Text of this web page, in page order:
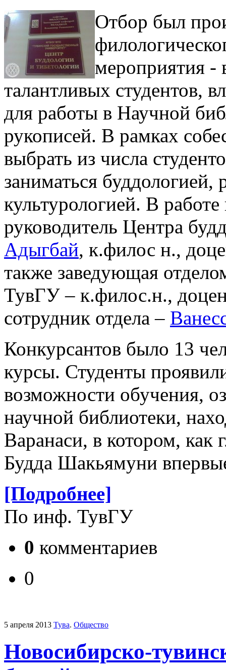
Отбор был
мероприятия -
талантливых студентов,
для работы в Научной
рукописей. В рамках
выбрать из числа
заниматься буддологией,
культурологией. В
руководитель Центра
Адыгбай, к.филос н.,
также заведующая
ТувГУ – к.филос.н.,
сотрудник отдела –
Конкурсантов было 13
курсы. Студенты
возможности обучения,
научной библиотеки,
Варанаси, в котором, как
Будда Шакьямуни
[Подробнее]
По инф. ТувГУ
0 комментариев
0
5 апреля 2013 Тува. Общество
Новосибирско-